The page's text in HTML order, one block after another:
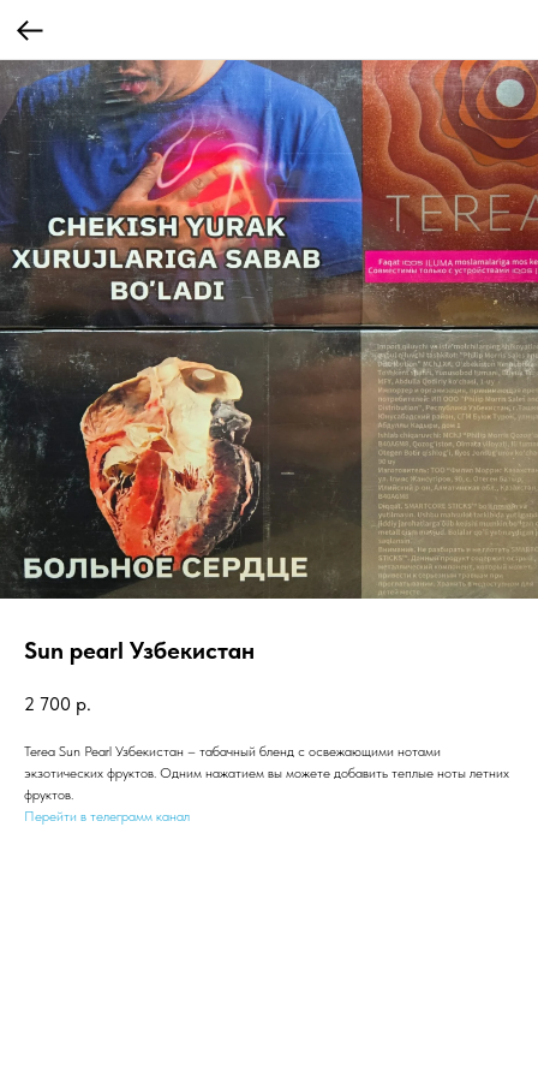
Sun pearl Узбекистан
2 700 р.
Terea Sun Pearl Узбекистан – табачный бленд с освежающими нотами
экзотических фруктов. Одним нажатием вы можете добавить теплые ноты летних
фруктов.
Перейти в телеграмм канал